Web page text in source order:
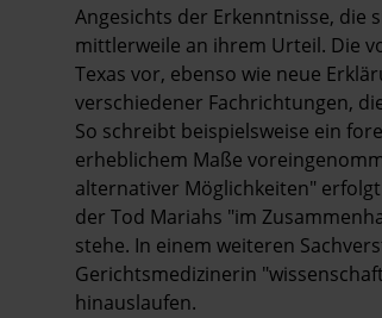
Angesichts der Erkenntnisse, die
mittlerweile an ihrem Urteil. Die
Texas vor, ebenso wie neue
verschiedener Fachrichtungen,
So schreibt beispielsweise ein
erheblichem Maße
alternativer Möglichkeiten"
der Tod Mariahs "im
stehe. In einem weiteren
Gerichtsmedizinerin
hinauslaufen.